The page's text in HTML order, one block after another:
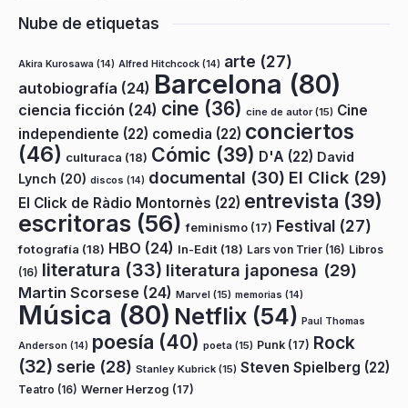
Nube de etiquetas
Akira Kurosawa (14) Alfred Hitchcock (14) arte (27)
autobiografía (24) Barcelona (80)
ciencia ficción (24) cine (36) cine de autor(15) Cine
independiente (22) comedia (22) conciertos
(46) culturaca (18) Cómic (39) D'A (22) David
Lynch (20) discos (14) documental (30) El Click (29)
El Click de Ràdio Montornès (22) entrevista (39)
escritoras (56) feminismo (17) Festival (27)
fotografía (18) HBO (24) In-Edit (18) Lars von Trier (16) Libros
(16) literatura (33) literatura japonesa (29)
Martin Scorsese (24) Marvel (15) memorias (14)
Música (80) Netflix (54) Paul Thomas
Anderson (14) poesía (40) poeta (15) Punk (17) Rock
(32) serie (28) Stanley Kubrick (15) Steven Spielberg (22)
Teatro (16) Werner Herzog (17)